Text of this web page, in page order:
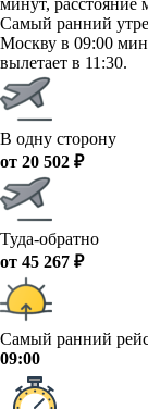
Самый ранний
Москву в 09:00
вылетает в 11:30.
В одну сторону
от 20 502 ₽
Туда-обратно
от 45 267 ₽
Самый ранний
09:00